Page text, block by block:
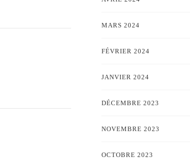
MARS 2024
FÉVRIER 2024
JANVIER 2024
DÉCEMBRE 2023
NOVEMBRE 2023
OCTOBRE 2023